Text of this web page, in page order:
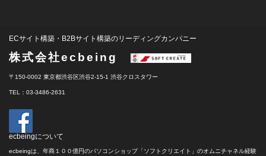
ECサイト構築・B2Bサイト構築のリーディングカンパニー
株式会社ecbeing
〒150-0002 東京都渋谷区渋谷2-15-1 渋谷クロスタワー
TEL：03-3486-2631
ecbeingについて
ecbeingは、年商１００億円のパソコンショップ「ソフトクリエイト」のオムニチャネル経験